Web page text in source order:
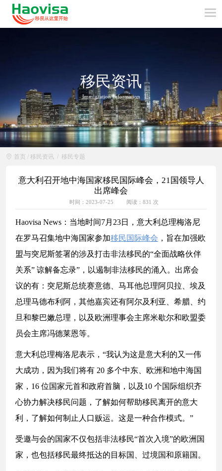
移民资讯
Immigration Information
首页 / 移民资讯 / 移民专题
意大利召开地中海国家移民国际峰会，21国领导人
出席峰会
时间：2023-07-25 阅读：831 次
Haovisa News：当地时间7月23日，意大利总理梅洛尼
在罗马召集地中海国家参加移民国际峰会 ，旨在加强欧
盟与突尼斯签署的涉及打击非法移民的“全面战略伙伴
关系” 谅解备忘录”，以遏制非法移民的涌入。出席会
议的有：突尼斯总统赛意德、马耳他总理阿贝拉、埃及
总理马德布利阿，其他嘉宾还有阿尔及利亚、希腊、约
旦和黎巴嫩总理，以及欧洲理事会主席米歇尔和欧盟委
员会主席冯德莱恩等。
意大利总理梅洛尼表示，“我认为这是意大利的又一伟
大成功，因为我们将有 20 多个中东、欧洲和地中海国
家，16 位国家元首和政府首脑，以及10 个国际组织齐
心协力解决移民问题，了解如何帮助移民离开的意大
利，了解如何制止人口贩运。这是一种合作模式。”
受邀与会的国家不仅包括非法移民“首次入境”的欧洲国
家，也包括移民最终抵达的目标国、过境国和原籍国。